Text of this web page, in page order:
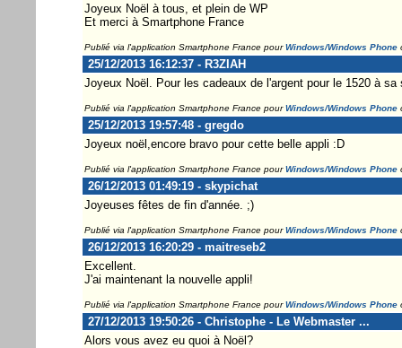
Joyeux Noël à tous, et plein de WP
Et merci à Smartphone France
Publié via l'application Smartphone France pourWindows/Windows Phone
25/12/2013 16:12:37 - R3ZIAH
Joyeux Noël. Pour les cadeaux de l'argent pour le 1520 à sa
Publié via l'application Smartphone France pourWindows/Windows Phone
25/12/2013 19:57:48 - gregdo
Joyeux noël,encore bravo pour cette belle appli :D
Publié via l'application Smartphone France pourWindows/Windows Phone
26/12/2013 01:49:19 - skypichat
Joyeuses fêtes de fin d'année. ;)
Publié via l'application Smartphone France pourWindows/Windows Phone
26/12/2013 16:20:29 - maitreseb2
Excellent.
J'ai maintenant la nouvelle appli!
Publié via l'application Smartphone France pourWindows/Windows Phone
27/12/2013 19:50:26 - Christophe - Le Webmaster ...
Alors vous avez eu quoi à Noël?